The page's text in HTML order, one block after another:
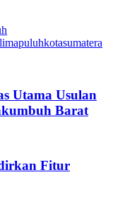
sumatera
Utama Usulan
Barat
Fitur